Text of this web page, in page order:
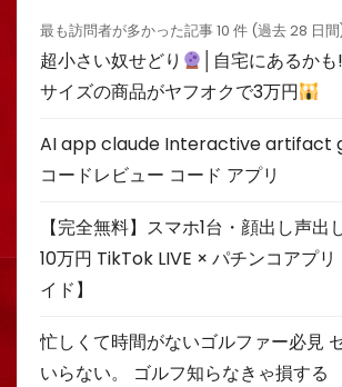
最も訪問者が多かった記事 10 件 (過去 28 日
超小さい奴せどり
│自宅にあるか
サイズの商品がヤフオクで3万円
AI app claude Interactive artifact
コードレビュー コード アプリ
【完全無料】スマホ1台・顔出し声出
10万円 TikTok LIVE × パチンコアプ
イド】
忙しくて時間がないゴルファー必見
いらない。 ゴルフ知らなきゃ損する